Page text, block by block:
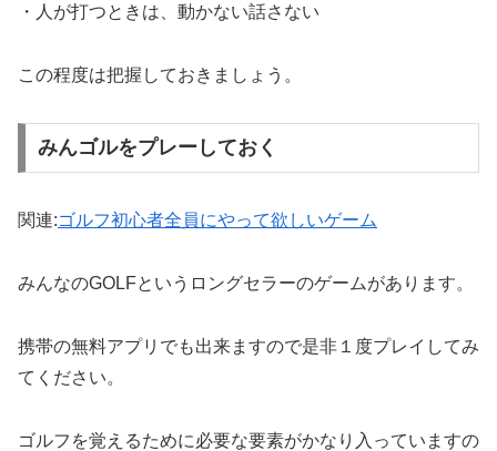
・人が打つときは、動かない話さない
この程度は把握しておきましょう。
みんゴルをプレーしておく
関連:ゴルフ初心者全員にやって欲しいゲーム
みんなのGOLFというロングセラーのゲームがあります。
携帯の無料アプリでも出来ますので是非１度プレイしてみ
てくださ い。
ゴルフを覚えるために必要な要素がかなり入っていますの